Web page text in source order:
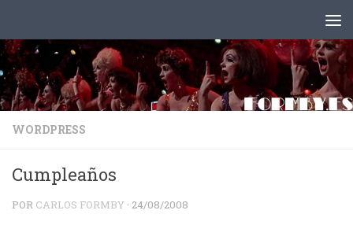
WORDPRESS
Cumpleaños
POR CARLOS FORMBY · 24/08/2008